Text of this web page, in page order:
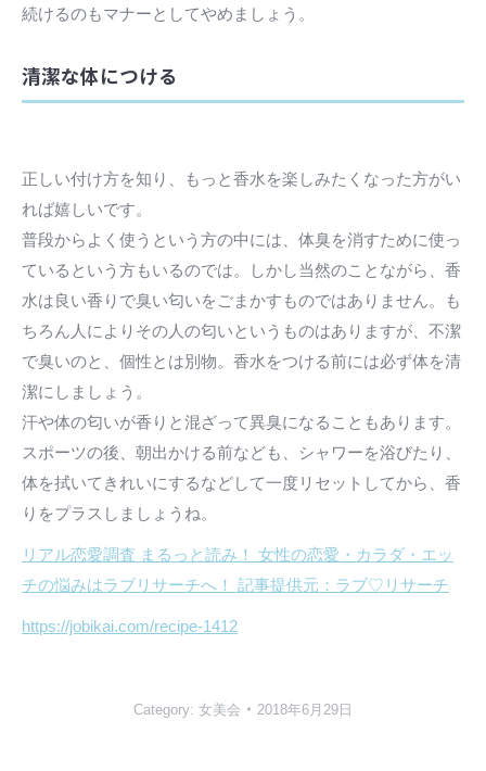
続けるのもマナーとしてやめましょう。
清潔な体につける
正しい付け方を知り、もっと香水を楽しみたくなった方がい
れば嬉しいです。
普段からよく使うという方の中には、体臭を消すために使っ
ているという方もいるのでは。しかし当然のことながら、香
水は良い香りで臭い匂いをごまかすものではありません。も
ちろん人によりその人の匂いというものはありますが、不潔
で臭いのと、個性とは別物。香水をつける前には必ず体を清
潔にしましょう。
汗や体の匂いが香りと混ざって異臭になることもあります。
スポーツの後、朝出かける前なども、シャワーを浴びたり、
体を拭いてきれいにするなどして一度リセットしてから、香
りをプラスしましょうね。
リアル恋愛調査 まるっと読み！ 女性の恋愛・カラダ・エッ
チの悩みはラブリサーチへ！ 記事提供元：ラブ♡リサーチ
https://jobikai.com/recipe-1412
Category: 女美会 2018年6月29日